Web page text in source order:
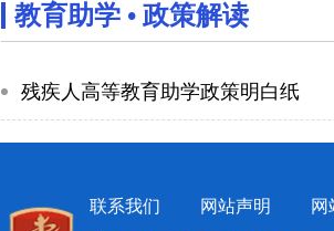
教育助学 • 政策解读
残疾人高等教育助学政策明白纸
联系我们 网站声明 网